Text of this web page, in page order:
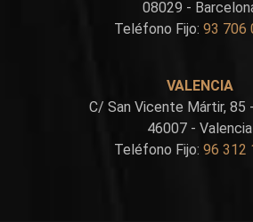
08029 -
Teléfono Fijo: 93 706
VALENCIA
C/ San Vicente Mártir, 85
46007 - Valencia
Teléfono Fijo: 96 312